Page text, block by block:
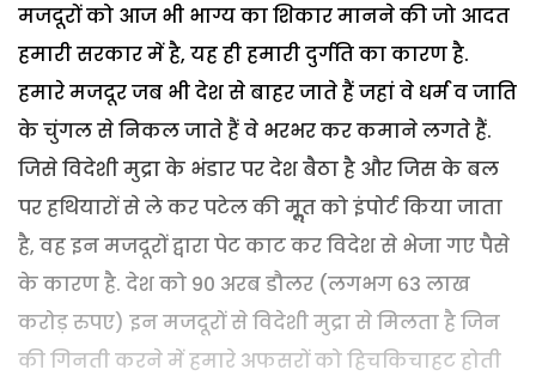
मजदूरों को आज भी भाग्य का शिकार मानने की जो आदत
हमारी सरकार में है, यह ही हमारी दुर्गति का कारण है.
हमारे मजदूर जब भी देश से बाहर जाते हैं जहां वे धर्म व जाति
के चुंगल से निकल जाते हैं वे भरभर कर कमाने लगते हैं.
जिसे विदेशी मुद्रा के भंडार पर देश बैठा है और जिस के बल
पर हथियारों से ले कर पटेल की मूॢत को इंपोर्ट किया जाता
है, वह इन मजदूरों द्वारा पेट काट कर विदेश से भेजा गए पैसे
के कारण है. देश को 90 अरब डौलर (लगभग 63 लाख
करोड़ रुपए) इन मजदूरों से विदेशी मुद्रा से मिलता है जिन
की गिनती करने में हमारे अफसरों को हिचकिचाहट होती